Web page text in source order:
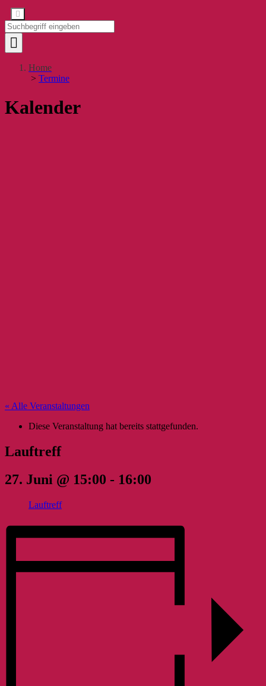
Home
> Termine
Kalender
« Alle Veranstaltungen
Diese Veranstaltung hat bereits stattgefunden.
Lauftreff
27. Juni @ 15:00 - 16:00
Lauftreff